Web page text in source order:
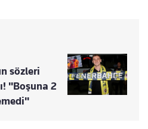
sözleri
"Boşuna 2